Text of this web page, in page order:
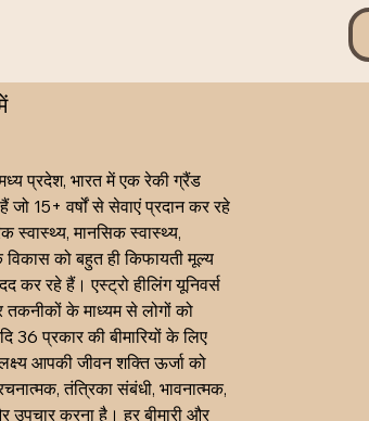
प्रदेश, भारत में एक रेकी ग्रैंड
जो 15+ वर्षों से सेवाएं प्रदान कर रहे
स्वास्थ्य, मानसिक स्वास्थ्य,
को बहुत ही किफायती मूल्य
कर रहे हैं। एस्ट्रो हीलिंग यूनिवर्स
तकनीकों के माध्यम से लोगों को
36 प्रकार की बीमारियों के लिए
आपकी जीवन शक्ति ऊर्जा को
तंत्रिका संबंधी, भावनात्मक,
उपचार करना है। हर बीमारी और